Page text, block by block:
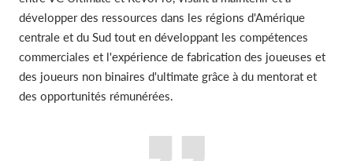
développer des ressources dans les régions d'Amérique
centrale et du Sud tout en développant les compétences
commerciales et l'expérience de fabrication des joueuses et
des joueurs non binaires d'ultimate grâce à du mentorat et
des opportunités rémunérées.